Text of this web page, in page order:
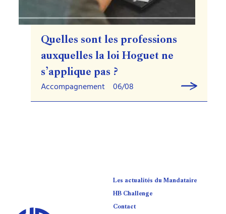
Quelles sont les professions
auxquelles la loi Hoguet ne
s’applique pas ?
Accompagnement 06/08
Les actualités du Mandataire
HB Challenge
Contact